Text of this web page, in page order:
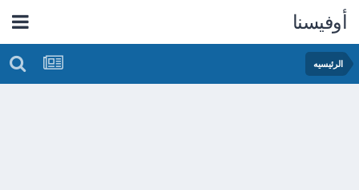
أوفيسنا
الرئيسيه